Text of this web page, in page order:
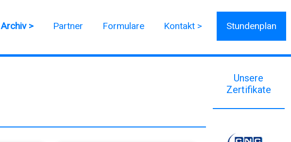
Archiv > Partner Formulare Kontakt > Stundenplan
Unsere
Zertifikate